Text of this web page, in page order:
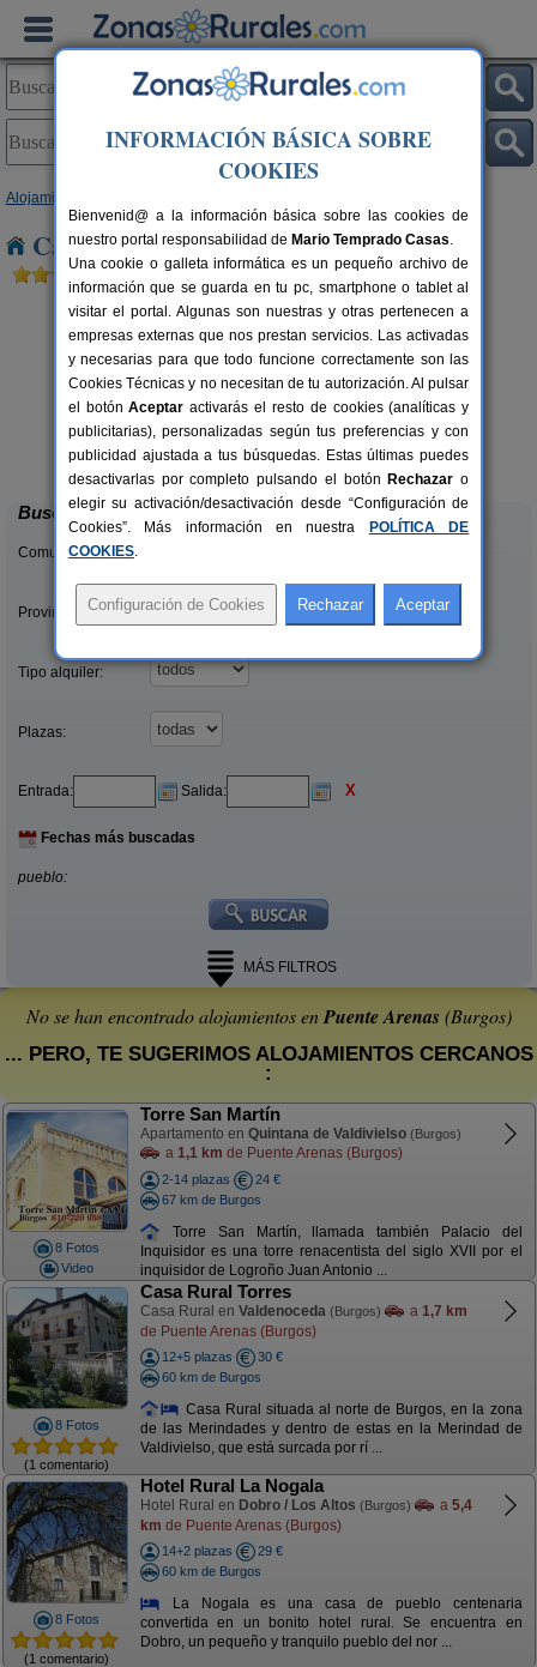
Alojamientos
Casas Rurales cerca de Puente Arenas
4-10+1 pers.
desde21 €
La Morera de Agustina
Villanueva de Carazo (Burgos)
Buscar
Comunidades:
Provincias/Islas:
Tipo alquiler:
Plazas:
Entrada: Salida: X
Fechas más buscadas
pueblo:
MÁS FILTROS
No se han encontrado alojamientos enPuente Arenas(Burgos)
... PERO, TE SUGERIMOS ALOJAMIENTOS CERCANOS
:
8 Fotos
Video
Torre San Martín
Apartamento en Quintana de Valdivielso (Burgos)
a 1,1 km de Puente Arenas (Burgos)
2-14 plazas
24 €
67 km de Burgos
Torre San Martín, llamada también Palacio del
Inquisidor es una torre renacentista del siglo XVII por el
inquisidor de Logroño Juan Antonio ...
8 Fotos
(1 comentario)
Casa Rural Torres
Casa Rural en Valdenoceda (Burgos) a 1,7 km
de Puente Arenas (Burgos)
12+5 plazas
30 €
60 km de Burgos
Casa Rural situada al norte de Burgos, en la zona
de las Merindades y dentro de estas en la Merindad de
Valdivielso, que está surcada por rí ...
8 Fotos
(1 comentario)
Hotel Rural La Nogala
Hotel Rural en Dobro / Los Altos (Burgos) a 5,4
km de Puente Arenas (Burgos)
14+2 plazas
29 €
60 km de Burgos
La Nogala es una casa de pueblo centenaria
convertida en un bonito hotel rural. Se encuentra en
Dobro, un pequeño y tranquilo pueblo del nor ...
INFORMACIÓN BÁSICA SOBRE
COOKIES
Bienvenid@ a la información básica sobre las cookies de
nuestro portal responsabilidad de Mario Temprado Casas.
Una cookie o galleta informática es un pequeño archivo de
información que se guarda en tu pc, smartphone o tablet al
visitar el portal. Algunas son nuestras y otras pertenecen a
empresas externas que nos prestan servicios. Las activadas
y necesarias para que todo funcione correctamente son las
Cookies Técnicas y no necesitan de tu autorización. Al pulsar
el botónAceptar activarás el resto de cookies (analíticas y
publicitarias), personalizadas según tus preferencias y con
publicidad ajustada a tus búsquedas. Estas últimas puedes
desactivarlas por completo pulsando el botón Rechazar o
elegir su activación/desactivación desde “Configuración de
Cookies”. Más información en nuestra
POLÍTICA DE
COOKIES.